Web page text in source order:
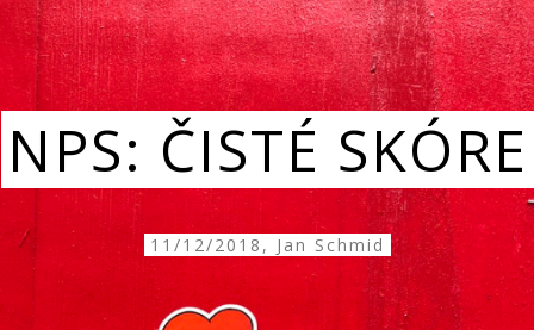
NPS: ČISTÉ SKÓRE
11/12/2018, Jan Schmid